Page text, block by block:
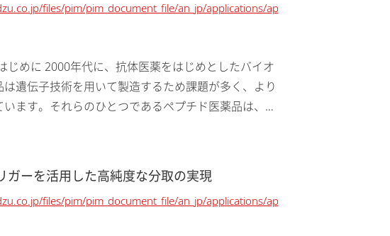
files/pim/pim_document_file/an_jp/applications/ap
めに 2000年代に、抗体医薬をはじめとしたバイオ
遺伝子技術を用いて製造するため課題が多く、より
ます。それらのひとつであるペプチド医薬品は、低
さいため細胞内に取り込まれ...
ガーを活用した高純度な分取の実現
files/pim/pim_document_file/an_jp/applications/ap